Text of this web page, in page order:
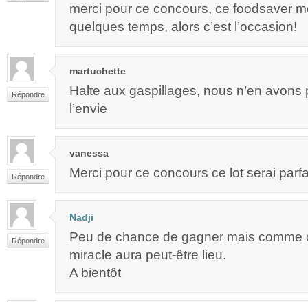
merci pour ce concours, ce foodsaver
quelques temps, alors c’est l’occasion!
Répondre
martuchette
Halte aux gaspillages, nous n’en
l’envie
Répondre
vanessa
Merci pour ce concours ce lot serai
Répondre
Nadji
Peu de chance de gagner mais comme
miracle aura peut-être lieu.
A bientôt